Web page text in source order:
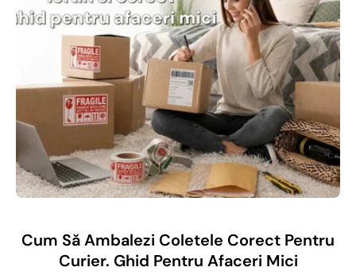
Cum Să Ambalezi Coletele Corect Pentru
Curier. Ghid Pentru Afaceri Mici